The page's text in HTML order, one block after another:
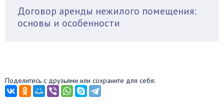
Договор аренды нежилого помещения:
основы и особенности
Поделитесь с друзьями или сохраните для себя: